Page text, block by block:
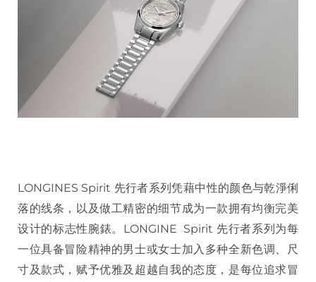
LONGINES Spirit 先行者系列凭藉中性的颜色与乾淨俐
落的线条，以及做工精密的细节成为一款拥有均衡完美
设计的标志性腕錶。LONGINE Spirit 先行者系列为每
一位具备冒险精神的男士或女士加入多种全新色调、尺
寸及款式，赋予优雅及超越自我的态度，是每位追求冒